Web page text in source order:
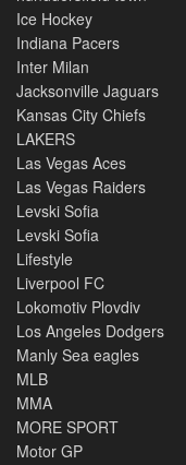
Ice Hockey
Indiana Pacers
Inter Milan
Jacksonville Jaguars
Kansas City Chiefs
LAKERS
Las Vegas Aces
Las Vegas Raiders
Levski Sofia
Levski Sofia
Lifestyle
Liverpool FC
Lokomotiv Plovdiv
Los Angeles Dodgers
Manly Sea eagles
MLB
MMA
MORE SPORT
Motor GP